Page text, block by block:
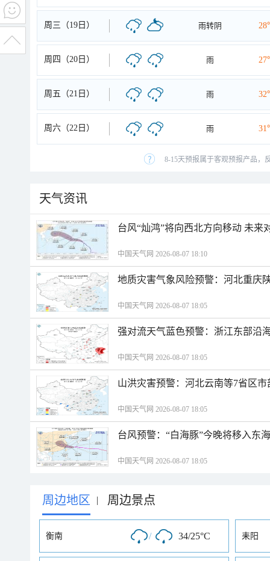
周三（19日） 雨转阴
周四（20日） 雨
周五（21日） 雨
周六（22日） 雨
8-15天预报属于客观预报产品，
天气资讯
台风“灿鸿”将向西北方向移动 未来
中国天气网 2026-08-07 18:10
地质灾害气象风险预警：河北重庆
中国天气网 2026-08-07 18:05
强对流天气蓝色预警：浙江东部沿
中国天气网 2026-08-07 18:05
山洪灾害预警：河北云南等7省区
中国天气网 2026-08-07 18:05
台风预警：“白海豚”今晚将移入东
中国天气网 2026-08-07 18:05
周边地区 | 周边景点
衡南 / 34/25°C 耒阳